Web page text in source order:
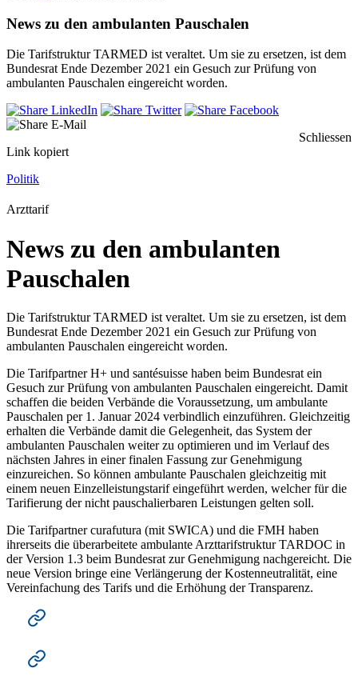
News zu den ambulanten Pauschalen
Die Tarifstruktur TARMED ist veraltet. Um sie zu ersetzen, ist dem
Bundesrat Ende Dezember 2021 ein Gesuch zur Prüfung von
ambulanten Pauschalen eingereicht worden.
Link kopiert
Schliessen
Politik
Arzttarif
News zu den ambulanten
Pauschalen
Die Tarifstruktur TARMED ist veraltet. Um sie zu ersetzen, ist dem
Bundesrat Ende Dezember 2021 ein Gesuch zur Prüfung von
ambulanten Pauschalen eingereicht worden.
Die Tarifpartner H+ und santésuisse haben beim Bundesrat ein
Gesuch zur Prüfung von ambulanten Pauschalen eingereicht. Damit
schaffen die beiden Verbände die Voraussetzung, um ambulante
Pauschalen per 1. Januar 2024 verbindlich einzuführen. Gleichzeitig
erhalten die Verbände damit die Gelegenheit, das System der
ambulanten Pauschalen weiter zu optimieren und im Verlauf des
nächsten Jahres in einer finalen Fassung zur Genehmigung
einzureichen. So können ambulante Pauschalen gleichzeitig mit
einem neuen Einzelleistungstarif eingeführt werden, welcher für die
Tarifierung der nicht pauschalierbaren Leistungen gelten soll.
Die Tarifpartner curafutura (mit SWICA) und die FMH haben
ihrerseits die überarbeitete ambulante Arzttarifstruktur TARDOC in
der Version 1.3 beim Bundesrat zur Genehmigung nachgereicht. Die
neue Version bringe eine Verlängerung der Kostenneutralität, eine
Vereinfachung des Tarifs und die Erhöhung der Transparenz.